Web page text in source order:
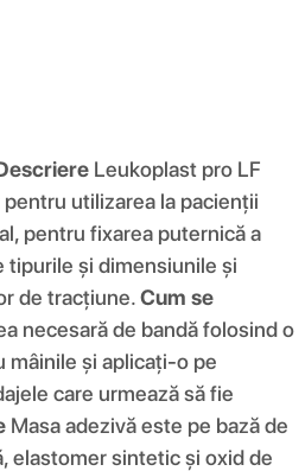
Leukoplast pro LF
utilizarea la pacienții
pentru fixarea puternică a
tipurile și dimensiunile și
de tracțiune.Cum se
necesară de bandă folosind o
mâinile și aplicați-o pe
care urmează să fie
Masa adezivă este pe bază de
elastomer sintetic și oxid de